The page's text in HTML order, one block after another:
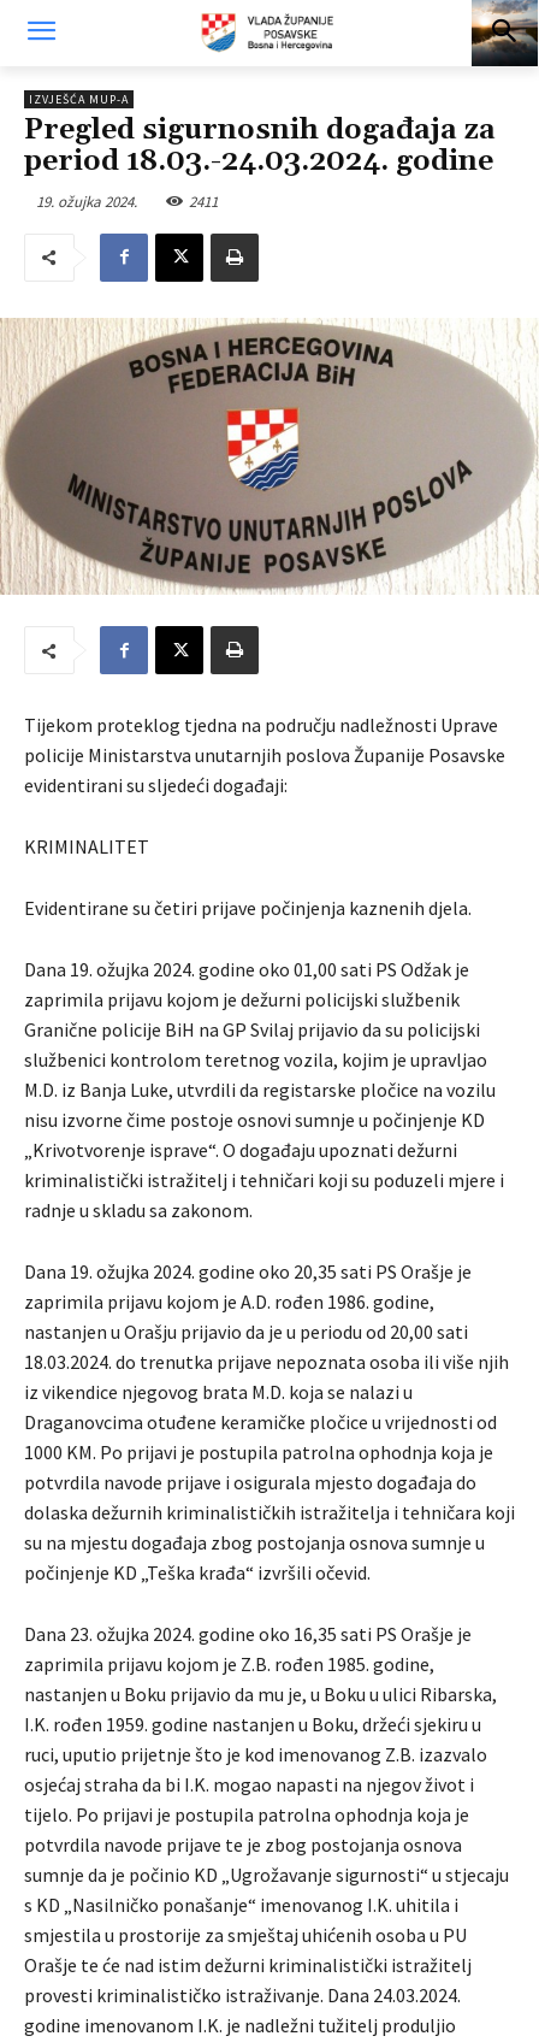
IZVJEŠĆA MUP-A
Pregled sigurnosnih događaja za
period 18.03.-24.03.2024. godine
19. ožujka 2024. 2411
Tijekom proteklog tjedna na području nadležnosti Uprave
policije Ministarstva unutarnjih poslova Županije Posavske
evidentirani su sljedeći događaji:
KRIMINALITET
Evidentirane su četiri prijave počinjenja kaznenih djela.
Dana 19. ožujka 2024. godine oko 01,00 sati PS Odžak je
zaprimila prijavu kojom je dežurni policijski službenik
Granične policije BiH na GP Svilaj prijavio da su policijski
službenici kontrolom teretnog vozila, kojim je upravljao
M.D. iz Banja Luke, utvrdili da registarske pločice na vozilu
nisu izvorne čime postoje osnovi sumnje u počinjenje KD
„Krivotvorenje isprave“. O događaju upoznati dežurni
kriminalistički istražitelj i tehničari koji su poduzeli mjere i
radnje u skladu sa zakonom.
Dana 19. ožujka 2024. godine oko 20,35 sati PS Orašje je
zaprimila prijavu kojom je A.D. rođen 1986. godine,
nastanjen u Orašju prijavio da je u periodu od 20,00 sati
18.03.2024. do trenutka prijave nepoznata osoba ili više njih
iz vikendice njegovog brata M.D. koja se nalazi u
Draganovcima otuđene keramičke pločice u vrijednosti od
1000 KM. Po prijavi je postupila patrolna ophodnja koja je
potvrdila navode prijave i osigurala mjesto događaja do
dolaska dežurnih kriminalističkih istražitelja i tehničara koji
su na mjestu događaja zbog postojanja osnova sumnje u
počinjenje KD „Teška krađa“ izvršili očevid.
Dana 23. ožujka 2024. godine oko 16,35 sati PS Orašje je
zaprimila prijavu kojom je Z.B. rođen 1985. godine,
nastanjen u Boku prijavio da mu je, u Boku u ulici Ribarska,
I.K. rođen 1959. godine nastanjen u Boku, držeći sjekiru u
ruci, uputio prijetnje što je kod imenovanog Z.B. izazvalo
osjećaj straha da bi I.K. mogao napasti na njegov život i
tijelo. Po prijavi je postupila patrolna ophodnja koja je
potvrdila navode prijave te je zbog postojanja osnova
sumnje da je počinio KD „Ugrožavanje sigurnosti“ u stjecaju
s KD „Nasilničko ponašanje“ imenovanog I.K. uhitila i
smjestila u prostorije za smještaj uhićenih osoba u PU
Orašje te će nad istim dežurni kriminalistički istražitelj
provesti kriminalističko istraživanje. Dana 24.03.2024.
godine imenovanom I.K. je nadležni tužitelj produljio